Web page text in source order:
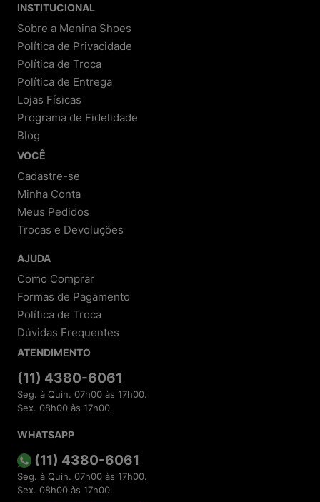
INSTITUCIONAL
Sobre a Menina Shoes
Política de Privacidade
Política de Troca
Política de Entrega
Lojas Físicas
Programa de Fidelidade
Blog
VOCÊ
Cadastre-se
Minha Conta
Meus Pedidos
Trocas e Devoluções
AJUDA
Como Comprar
Formas de Pagamento
Política de Troca
Dúvidas Frequentes
ATENDIMENTO
(11) 4380-6061
Seg. à Quin. 07h00 às 17h00.
Sex. 08h00 às 17h00.
WHATSAPP
(11) 4380-6061
Seg. à Quin. 07h00 às 17h00.
Sex. 08h00 às 17h00.